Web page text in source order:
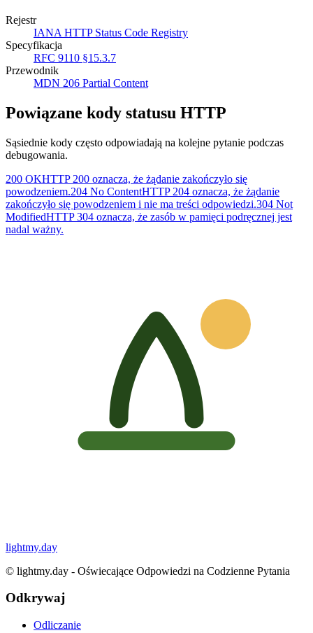
Rejestr
IANA HTTP Status Code Registry
Specyfikacja
RFC 9110 §15.3.7
Przewodnik
MDN 206 Partial Content
Powiązane kody statusu HTTP
Sąsiednie kody często odpowiadają na kolejne pytanie podczas
debugowania.
200 OKHTTP 200 oznacza, że żądanie zakończyło się
powodzeniem.204 No ContentHTTP 204 oznacza, że żądanie
zakończyło się powodzeniem i nie ma treści odpowiedzi.304 Not
ModifiedHTTP 304 oznacza, że zasób w pamięci podręcznej jest
nadal ważny.
lightmy.day
© lightmy.day - Oświecające Odpowiedzi na Codzienne Pytania
Odkrywaj
Odliczanie